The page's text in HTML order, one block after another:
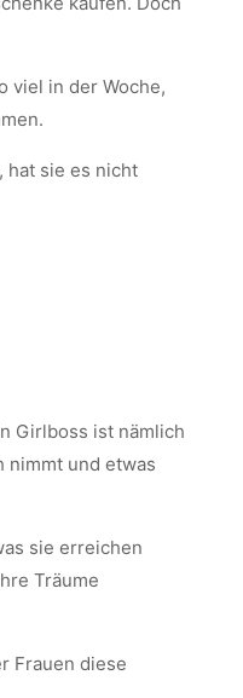
viel in der Woche,
hat sie es nicht
Girlboss ist nämlich
nimmt und etwas
sie erreichen
Träume
Frauen diese